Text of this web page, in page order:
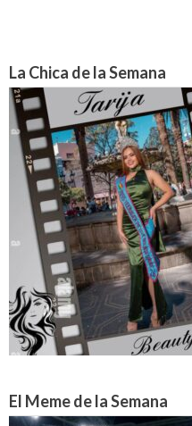
La Chica de la Semana
El Meme de la Semana